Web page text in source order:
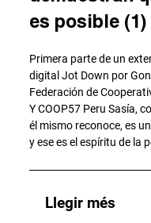
es posible (1)
Primera parte de un
digital Jot Down por
Federación de
Y COOP57 Peru Sasía,
él mismo reconoce, es
y ese es el espíritu de la
Llegir més